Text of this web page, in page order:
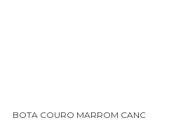
BOTA COURO MARROM CANO